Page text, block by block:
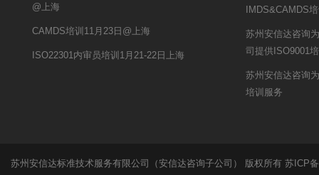
@上海
CAMDS培训11月23日@上海
ISO22301内审员培训1月21-22日上海
IMDS&CAMDS
苏州安信达咨询
司提供ISO9001
苏州安信达咨询
培训服务
苏州安信达标准技术服务有限公司（安信达咨询子公司） 版权所有 苏ICP